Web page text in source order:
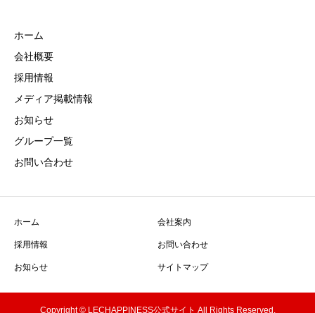
ホーム
会社概要
採用情報
メディア掲載情報
お知らせ
グループ一覧
お問い合わせ
ホーム 会社案内
採用情報 お問い合わせ
お知らせ サイトマップ
Copyright © LECHAPPINESS公式サイト All Rights Reserved.